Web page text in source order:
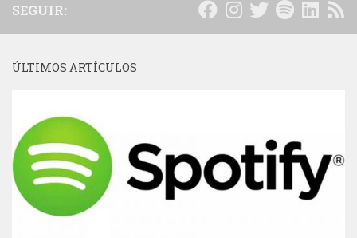
SEGUIR:
ÚLTIMOS ARTÍCULOS